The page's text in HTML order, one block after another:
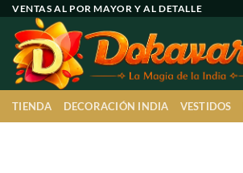
contenido
VENTAS AL POR MAYOR Y AL DETALLE
TIENDA DECORACIÓN INDIA VESTIDOS